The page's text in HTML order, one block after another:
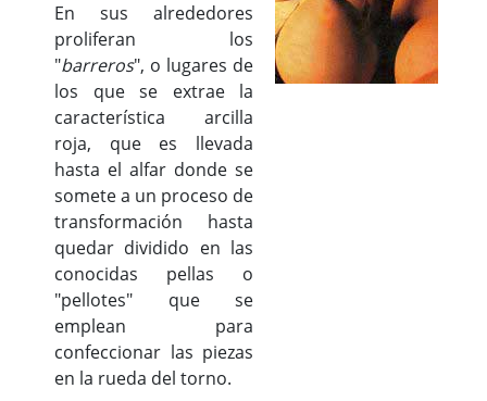
En sus alrededores
proliferan los
"barreros", o lugares de
los que se extrae la
característica arcilla
roja, que es llevada
hasta el alfar donde se
somete a un proceso de
transformación hasta
quedar dividido en las
conocidas pellas o
"pellotes" que se
emplean para
confeccionar las piezas
en la rueda del torno.